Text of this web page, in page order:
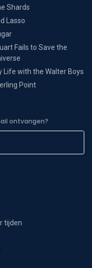
Shards
Lasso
Fails to Save the
Life with the Walter Boys
Point
ontvangen?
tijden